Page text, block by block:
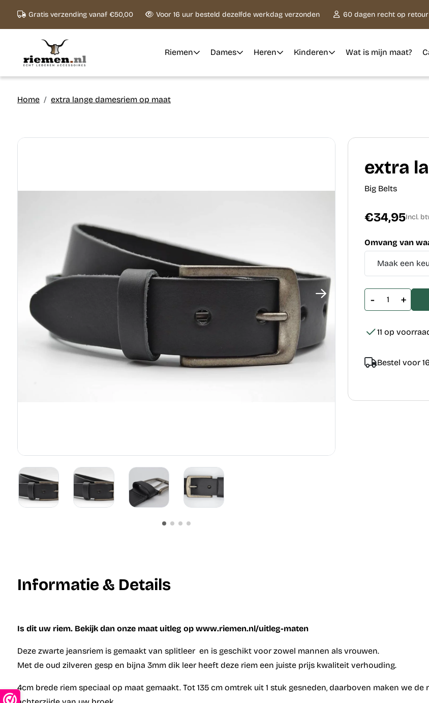
Gratis verzending vanaf €50,00 Voor 16 uur besteld dezelfde werkdag verzonden 60 dagen recht op retour
Riemen Dames Heren Kinderen Wat is mijn maat?
Home extra lange damesriem op maat
extra
Big Belts
€34,95Incl.
Omvang van
- +
11 op
Bestel voor
Informatie & Details
Is dit uw riem. Bekijk dan onze maat uitleg op www.riemen.nl/uitleg-maten
Deze zwarte jeansriem is gemaakt van splitleer en is geschikt voor zowel mannen als vrouwen.
Met de oud zilveren gesp en bijna 3mm dik leer heeft deze riem een juiste prijs kwaliteit verhouding.
4cm brede riem speciaal op maat gemaakt. Tot 135 cm omtrek uit 1 stuk gesneden, daarboven maken we